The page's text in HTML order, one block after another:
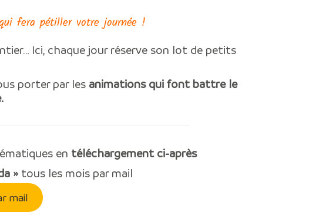
fera pétiller votre journée !
Ici, chaque jour réserve son lot de petits
porter par les animations qui font battre le
.
en téléchargement ci-après
» tous les mois par mail
mail